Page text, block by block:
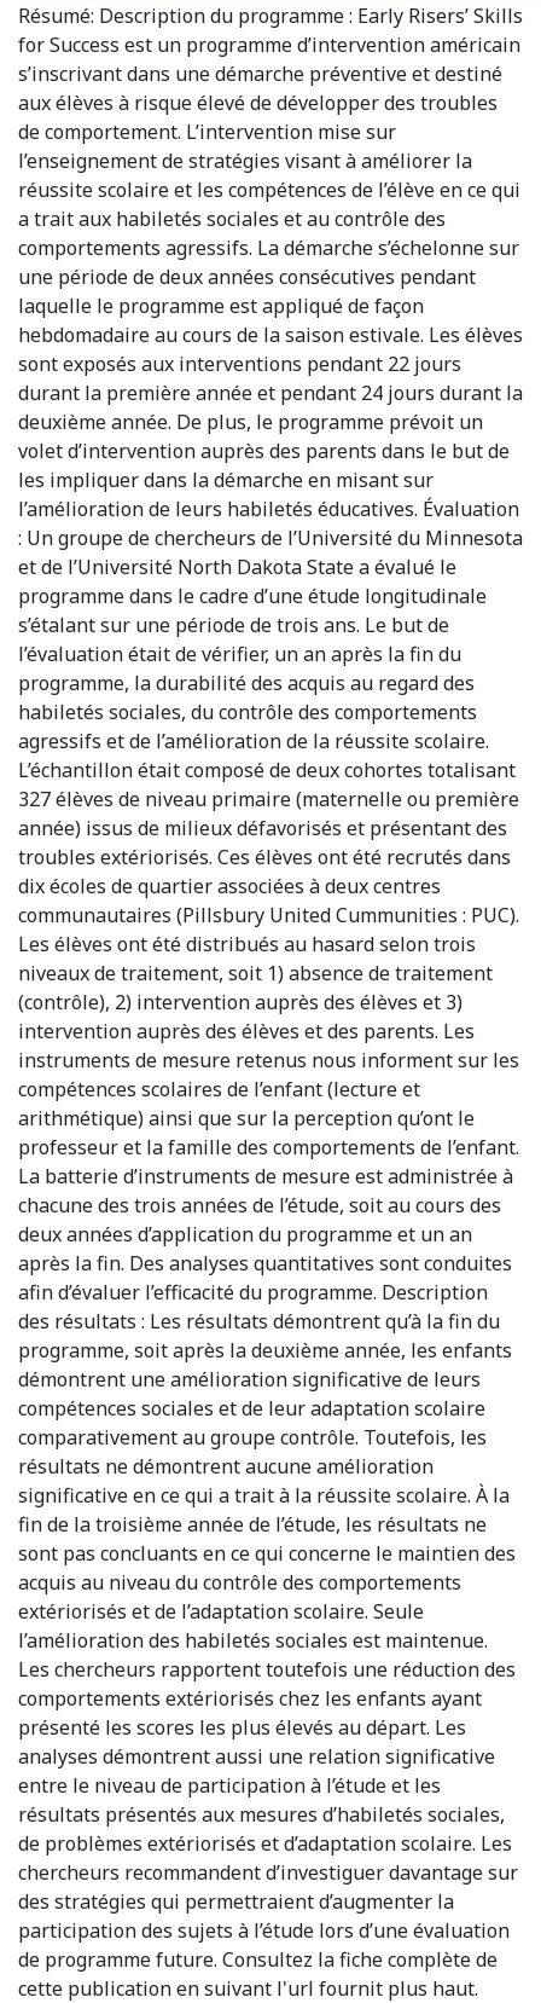
Résumé: Description du programme : Early Risers’ Skills
for Success est un programme d’intervention américain
s’inscrivant dans une démarche préventive et destiné
aux élèves à risque élevé de développer des troubles
de comportement. L’intervention mise sur
l’enseignement de stratégies visant à améliorer la
réussite scolaire et les compétences de l’élève en ce qui
a trait aux habiletés sociales et au contrôle des
comportements agressifs. La démarche s’échelonne sur
une période de deux années consécutives pendant
laquelle le programme est appliqué de façon
hebdomadaire au cours de la saison estivale. Les élèves
sont exposés aux interventions pendant 22 jours
durant la première année et pendant 24 jours durant la
deuxième année. De plus, le programme prévoit un
volet d’intervention auprès des parents dans le but de
les impliquer dans la démarche en misant sur
l’amélioration de leurs habiletés éducatives. Évaluation
: Un groupe de chercheurs de l’Université du Minnesota
et de l’Université North Dakota State a évalué le
programme dans le cadre d’une étude longitudinale
s’étalant sur une période de trois ans. Le but de
l’évaluation était de vérifier, un an après la fin du
programme, la durabilité des acquis au regard des
habiletés sociales, du contrôle des comportements
agressifs et de l’amélioration de la réussite scolaire.
L’échantillon était composé de deux cohortes totalisant
327 élèves de niveau primaire (maternelle ou première
année) issus de milieux défavorisés et présentant des
troubles extériorisés. Ces élèves ont été recrutés dans
dix écoles de quartier associées à deux centres
communautaires (Pillsbury United Cummunities : PUC).
Les élèves ont été distribués au hasard selon trois
niveaux de traitement, soit 1) absence de traitement
(contrôle), 2) intervention auprès des élèves et 3)
intervention auprès des élèves et des parents. Les
instruments de mesure retenus nous informent sur les
compétences scolaires de l’enfant (lecture et
arithmétique) ainsi que sur la perception qu’ont le
professeur et la famille des comportements de l’enfant.
La batterie d’instruments de mesure est administrée à
chacune des trois années de l’étude, soit au cours des
deux années d’application du programme et un an
après la fin. Des analyses quantitatives sont conduites
afin d’évaluer l’efficacité du programme. Description
des résultats : Les résultats démontrent qu’à la fin du
programme, soit après la deuxième année, les enfants
démontrent une amélioration significative de leurs
compétences sociales et de leur adaptation scolaire
comparativement au groupe contrôle. Toutefois, les
résultats ne démontrent aucune amélioration
significative en ce qui a trait à la réussite scolaire. À la
fin de la troisième année de l’étude, les résultats ne
sont pas concluants en ce qui concerne le maintien des
acquis au niveau du contrôle des comportements
extériorisés et de l’adaptation scolaire. Seule
l’amélioration des habiletés sociales est maintenue.
Les chercheurs rapportent toutefois une réduction des
comportements extériorisés chez les enfants ayant
présenté les scores les plus élevés au départ. Les
analyses démontrent aussi une relation significative
entre le niveau de participation à l’étude et les
résultats présentés aux mesures d’habiletés sociales,
de problèmes extériorisés et d’adaptation scolaire. Les
chercheurs recommandent d’investiguer davantage sur
des stratégies qui permettraient d’augmenter la
participation des sujets à l’étude lors d’une évaluation
de programme future. Consultez la fiche complète de
cette publication en suivant l'url fournit plus haut.